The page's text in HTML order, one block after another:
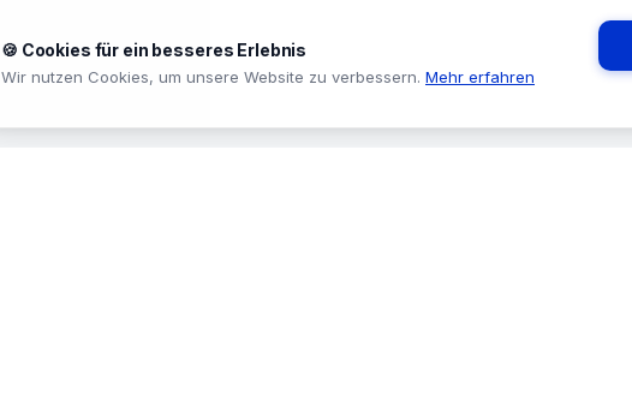
🍪 Cookies für ein besseres Erlebnis
Wir nutzen Cookies, um unsere Website zu verbessern. Mehr erfahren